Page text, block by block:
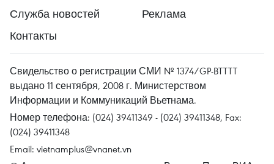
Служба новостей
Реклама
Контакты
Свидельство о регистрации СМИ № 1374/GP-BTTTT
выдано 11 сентября, 2008 г. Министерством
Информации и Коммуникаций Вьетнама.
Номер телефона: (024) 39411349 - (024) 39411348, Fax:
(024) 39411348
Email: vietnamplus@vnanet.vn